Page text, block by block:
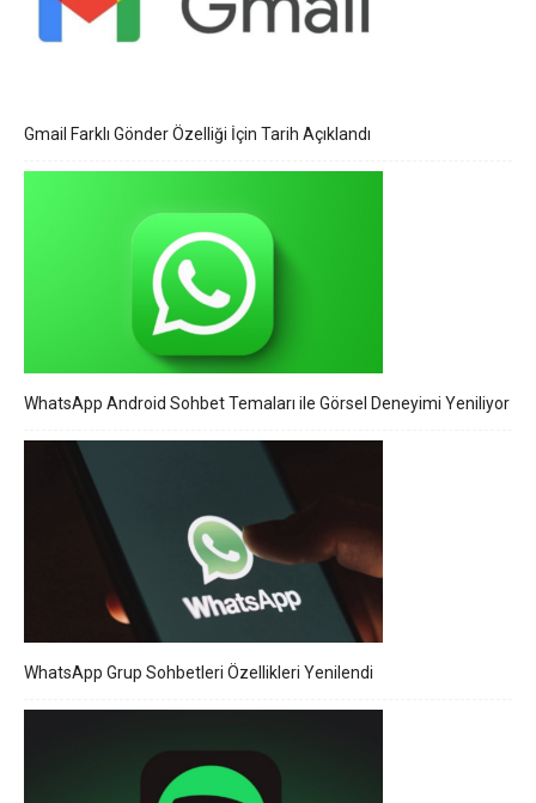
Gmail Farklı Gönder Özelliği İçin Tarih Açıklandı
WhatsApp Android Sohbet Temaları ile Görsel Deneyimi Yeniliyor
WhatsApp Grup Sohbetleri Özellikleri Yenilendi